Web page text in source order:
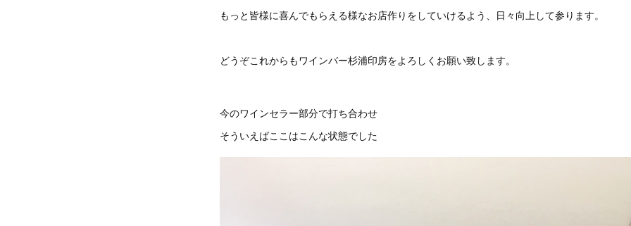
もっと皆様に喜んでもらえる様なお店作りをしていけるよう、日々向上して参ります。
どうぞこれからもワインバー杉浦印房をよろしくお願い致します。
今のワインセラー部分で打ち合わせ
そういえばここはこんな状態でした